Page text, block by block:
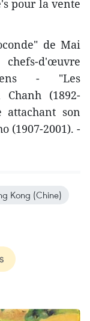
pour la vente
de Mai
d'œuvre
- "Les
(1892-
attachant son
(1907-2001). -
Kong (Chine)